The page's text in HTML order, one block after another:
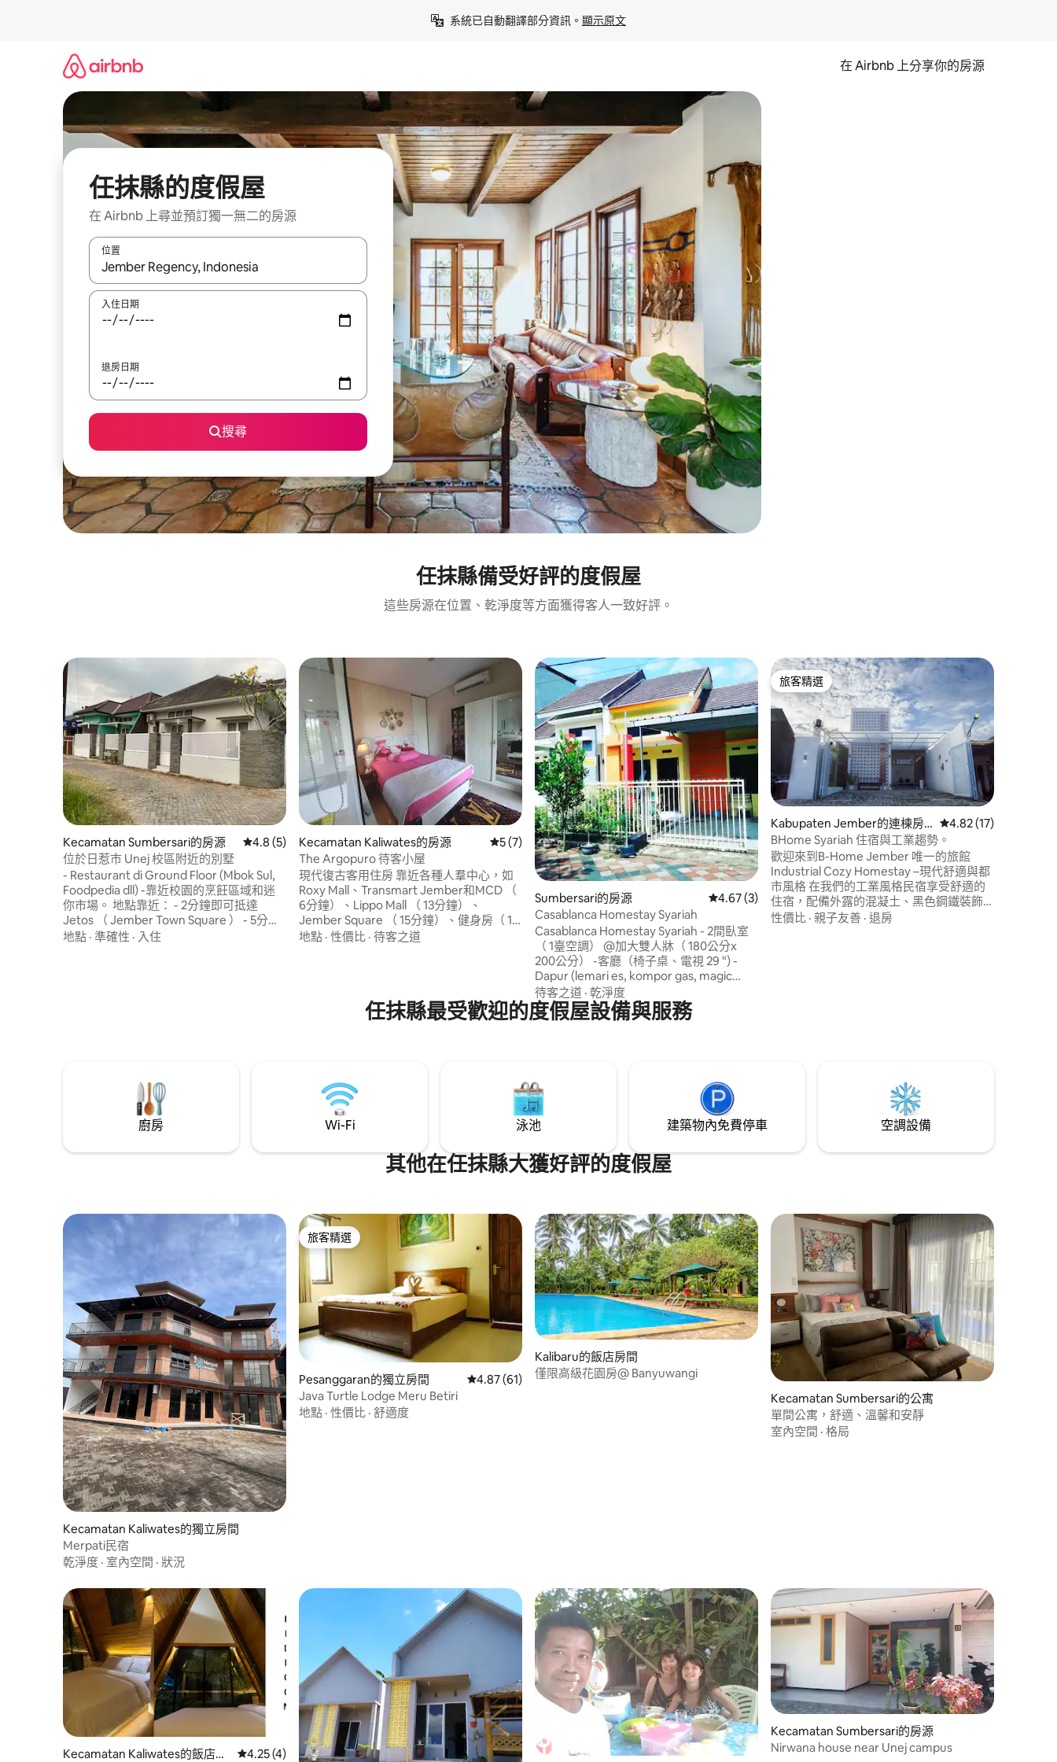
系統已自動翻譯部分資訊。 顯示原文
在 Airbnb 上分享你的房源
任抹縣的度假屋
在 Airbnb 上尋並預訂獨一無二的房源
位置
如有搜尋結果，瀏覽內容時請使用上下箭頭，或輕點、滑動裝置。
入住日期
退房日期
搜尋
任抹縣備受好評的度假屋
這些房源在位置、乾淨度等方面獲得客人一致好評。
Kecamatan Sumbersari的房源 從 5 則評價中獲得 4.8 的平均評分（滿分 5 分）
4.8 (5)
位於日惹市 Unej 校區附近的別墅
- Restaurant di Ground Floor (Mbok Sul,
Foodpedia dll) -靠近校園的烹飪區域和迷
你市場。 地點靠近： - 2分鐘即可抵達
Jetos （ Jember Town Square ） - 5分鐘
即可抵達UNEJ牙科和口腔醫院 - 5分鐘即可
地點 · 準確性 · 入住
Kecamatan Kaliwates的房源 從 7 則評價中獲得 5 的平均評分（滿分 5 分）
5 (7)
The Argopuro 待客小屋
現代復古客用住房 靠近各種人羣中心，如
Roxy Mall、Transmart Jember和MCD （
6分鐘）、Lippo Mall （ 13分鐘）、
Jember Square （ 15分鐘）、健身房（ 1
分鐘）。 一個不錯的地方，讓您在爸爸海
地點 · 性價比 · 待客之道
Sumbersari的房源 從 3 則評價中獲得 4.67 的平均評分（滿分 5 分）
4.67 (3)
Casablanca Homestay Syariah
Casablanca Homestay Syariah - 2間臥室
（ 1臺空調） @加大雙人牀（ 180公分x
200公分） -客廳（椅子桌、電視 29 ") -
Dapur (lemari es, kompor gas, magic
com, dan peralatan dapur 其他） -浴室 -
車棚 - Jember市的位置 *沒有變態* ，適合
劃船團體、家庭、畢業典禮、工作等……
待客之道 · 乾淨度
旅客精選
旅客精選
Kabupaten Jember的連棟房
屋
從 17 則評價中獲得
4.82 (17)
BHome Syariah 住宿與工業趨勢。
歡迎來到B-Home Jember 唯一的旅館
Industrial Cozy Homestay –現代舒適與都
市風格 在我們的工業風格民宿享受舒適的
住宿，配備外露的混凝土、黑色鋼鐵裝飾
和溫暖的木質裝飾。 現代化、整潔且舒適
性價比 · 親子友善 · 退房
任抹縣最受歡迎的度假屋設備與服務
廚房 Wi-Fi 泳池 建築物內免費停車 空調設備
其他在任抹縣大獲好評的度假屋
Kecamatan Kaliwates的獨立房間
Merpati民宿
乾淨度 · 室內空間 · 狀況
旅客精選
旅客精選
Pesanggaran的獨立房間 從 61 則評價中獲得 4.87 的平均評分（滿分 5 分）
4.87 (61)
Java Turtle Lodge Meru Betiri
地點 · 性價比 · 舒適度
Kalibaru的飯店房間
僅限高級花園房@ Banyuwangi
Kecamatan Sumbersari的公寓
單間公寓，舒適、溫馨和安靜
室內空間 · 格局
Kecamatan Kaliwates的飯店房
從 4 則評價中獲得 4.25 的平均評分（滿分 5 分）
4.25 (4)
Kecamatan Sumbersari的房源
Nirwana house near Unej campus